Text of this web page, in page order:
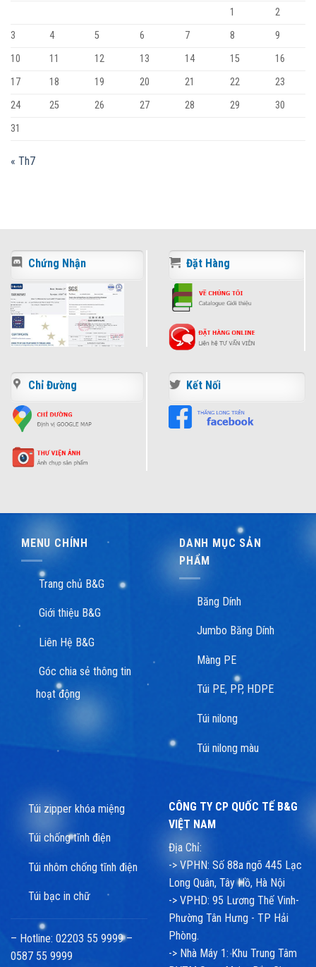
1
2
3
4 5 6 7 8
9
10
11 12 13 14 15
16
17
18 19 20 21 22
23
24
25 26 27 28 29
30
31
« Th7
Chứng Nhận Đặt Hàng
Chỉ Đường Kết Nối
MENU CHÍNH
Trang chủ B&G
Giới thiệu B&G
Liên Hệ B&G
Góc chia sẻ thông tin
hoạt động
DANH MỤC SẢN
PHẨM
Băng Dính
Jumbo Băng Dính
Màng PE
Túi PE, PP, HDPE
Túi nilong
Túi nilong màu
Túi zipper khóa miệng
Túi chống tĩnh điện
Túi nhôm chống tĩnh điện
Túi bạc in chữ
– Hotline: 02203 55 9999 –
0587 55 9999
CÔNG TY CP QUỐC TẾ B&G
VIỆT NAM
Địa Chỉ:
-> VPHN: Số 88a ngõ 445 Lạc
Long Quân, Tây Hồ, Hà Nội
-> VPHD: 95 Lương Thế Vinh-
Phường Tân Hưng - TP Hải
Phòng.
-> Nhà Máy 1: Khu Trung Tâm